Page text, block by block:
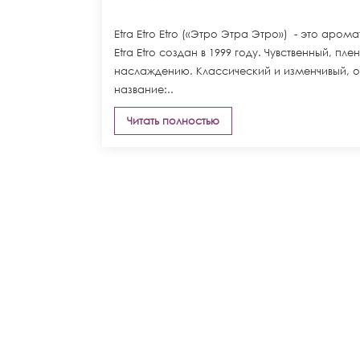
Etra Etro Etro («Этро Этра Этро») - это
Etra Etro создан в 1999 году. Чувственный,
наслаждению. Классический и изменчивый,
название:..
Читать полностью